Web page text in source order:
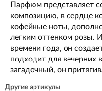
Парфюм представляет
композицию, в сердце
кофейные ноты,
легким оттенком розы.
времени года, он
подходит для вечерних
загадочный, он
Другие артикулы